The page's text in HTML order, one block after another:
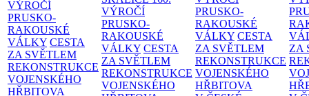
VÝROČÍ
PRUSKO-
RAKOUSKÉ
VÁLKY CESTA
ZA SVĚTLEM
REKONSTRUKCE
VOJENSKÉHO
HŘBITOVA
VÝROČÍ
PRUSKO-
RAKOUSKÉ
VÁLKY CESTA
ZA SVĚTLEM
REKONSTRUKCE
VOJENSKÉHO
PRUSKO-
RAKOUSKÉ
VÁLKY CESTA
ZA SVĚTLEM
REKONSTRUKCE
VOJENSKÉHO
HŘBITOVA
ZA